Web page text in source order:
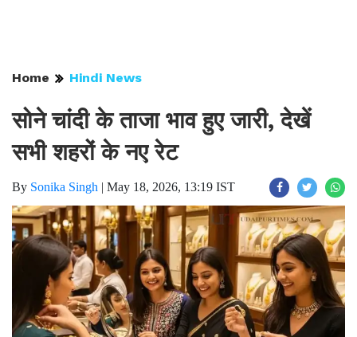
Home Hindi News
सोने चांदी के ताजा भाव हुए जारी, देखें
सभी शहरों के नए रेट
By Sonika Singh | May 18, 2026, 13:19 IST